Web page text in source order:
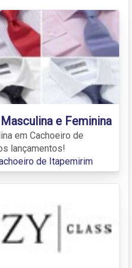
e Feminina
em Cachoeiro de
lançamentos!
de Itapemirim